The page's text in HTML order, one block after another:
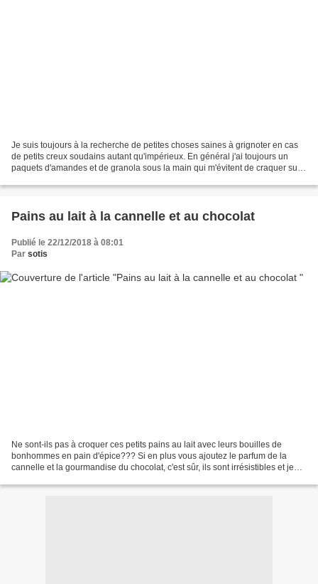
Je suis toujours à la recherche de petites choses saines à grignoter en cas
de petits creux soudains autant qu'impérieux. En général j'ai toujours un
paquets d'amandes et de granola sous la main qui m'évitent de craquer sur
Pains au lait à la cannelle et au chocolat
Publié le 22/12/2018 à 08:01
Par sotis
Ne sont-ils pas à croquer ces petits pains au lait avec leurs bouilles de
bonhommes en pain d'épice??? Si en plus vous ajoutez le parfum de la
cannelle et la gourmandise du chocolat, c'est sûr, ils sont irrésistibles et je